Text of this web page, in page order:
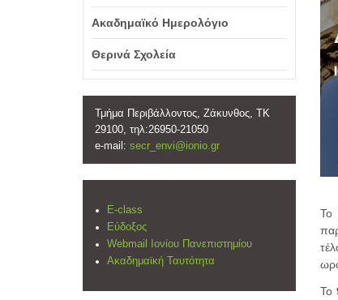
Το
Το
Ακαδημαϊκό Ημερολόγιο
Θερινά Σχολεία
Τμήμα Περιβάλλοντος, Ζάκυνθος, ΤΚ
29100, τηλ:26950-21050
e-mail: secr_envi@ionio.gr
E-class
Εύδοξος
Webmail Ιονίου Πανεπιστημίου
Ακαδημαϊκή Ταυτότητα